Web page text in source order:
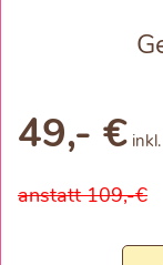
49,- €
anstatt 109,-€